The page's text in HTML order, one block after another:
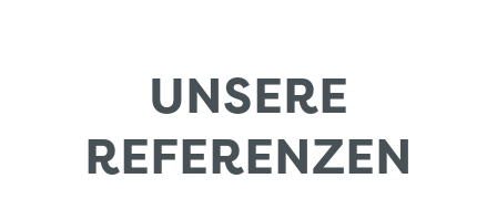
UNSERE
REFERENZEN